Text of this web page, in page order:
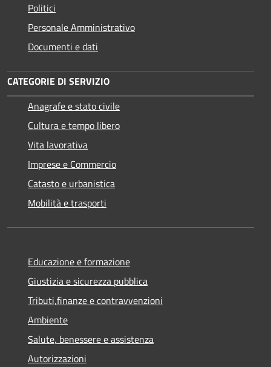
Politici
Personale Amministrativo
Documenti e dati
CATEGORIE DI SERVIZIO
Anagrafe e stato civile
Cultura e tempo libero
Vita lavorativa
Imprese e Commercio
Catasto e urbanistica
Mobilità e trasporti
Educazione e formazione
Giustizia e sicurezza pubblica
Tributi,finanze e contravvenzioni
Ambiente
Salute, benessere e assistenza
Autorizzazioni